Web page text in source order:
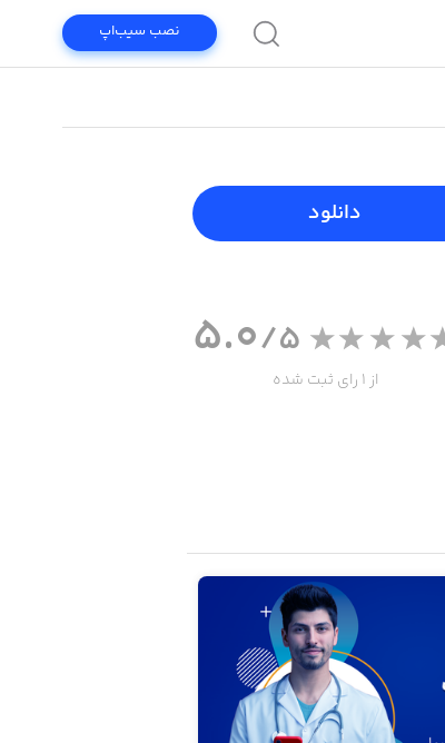
نصب سیب‌اپ
دانلود
5.0/5
از 1 رای ثبت شده